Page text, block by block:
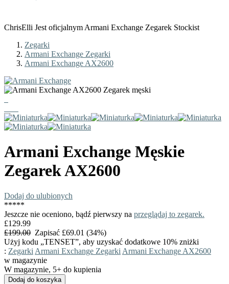
ChrisElli Jest oficjalnym Armani Exchange Zegarek Stockist
Zegarki
Armani Exchange Zegarki
Armani Exchange AX2600
Armani Exchange Męskie
ZegarekAX2600
Dodaj do ulubionych
*****
Jeszcze nie oceniono, bądź pierwszy na przeglądaj to zegarek.
£129.99
£199.00 Zapisać £69.01 (34%)
Użyj kodu „TENSET”, aby uzyskać dodatkowe 10% zniżki
: Zegarki Armani Exchange Zegarki Armani Exchange AX2600
w magazynie
W magazynie, 5+ do kupienia